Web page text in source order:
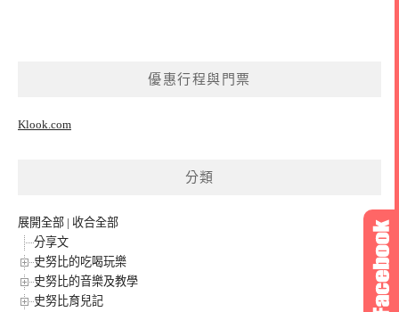
優惠行程與門票
Klook.com
分類
展開全部 | 收合全部
分享文
史努比的吃喝玩樂
史努比的音樂及教學
史努比育兒記